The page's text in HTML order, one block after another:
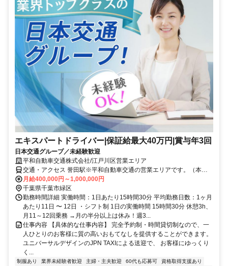
エキスパートドライバー|保証給最大40万円|賞与年3回
日本交通グループ／未経験歓迎
平和自動車交通株式会社/江戸川区営業エリア
交通・アクセス 誉田駅※平和自動車交通の営業エリアです。（本社
住所:東京都江戸川区松江3-1-8）
月給400,000円～1,000,000円
千葉県千葉市緑区
勤務時間詳細 実働時間：1日あたり15時間30分 平均勤務日数：1ヶ月
あたり11日 〜 12日 ・シフト制 1日の実働時間 15時間30分 休憩3h、
月11～12回乗務 →月の半分以上は休み！週3...
仕事内容 【具体的な仕事内容】 完全予約制・時間貸切制なので、一
人ひとりのお客様に質の高いおもてなしを提供することができます。
ユニバーサルデザインのJPN TAXIによる送迎で、 お客様にゆっくり
く...
制服あり 業界未経験者歓迎 主婦・主夫歓迎 60代も応募可 資格取得支援あり